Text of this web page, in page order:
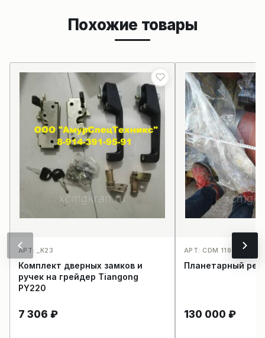
Похожие товары
АРТ: _K23
Комплект дверных замков и
ручек на грейдер Tiangong
PY220
7 306 ₽
АРТ: CDM 1185_K35
Планетарный
130 000 ₽